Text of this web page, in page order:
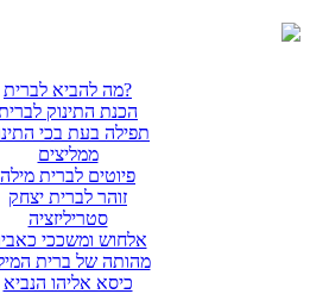
מה להביא לברית?
הכנת התינוק
תפילה בעת בכי
ממליצים
פיוטים לברית מילה
זוהר לברית יצחק
סטריליזציה
אלחוש ומשככי
מהותה של ברית
כיסא אליהו הנביא